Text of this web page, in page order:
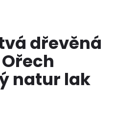
dřevěná
natur lak